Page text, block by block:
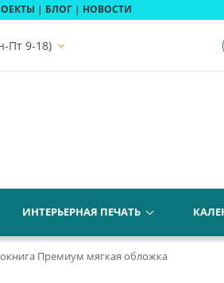
| БЛОГ | НОВОСТИ
Пт 9-18)
ИНТЕРЬЕРНАЯ ПЕЧАТЬ
Премиум мягкая обложка